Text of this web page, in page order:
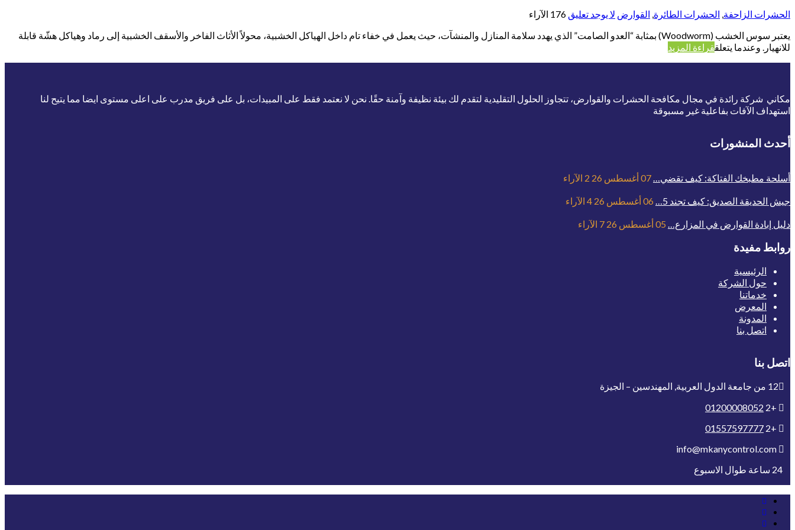
الحشرات الزاحفة الحشرات الطائرة القوارض لا يوجد تعليق 176 الآراء
يعتبر سوس الخشب (Woodworm) بمثابة “العدو الصامت” الذي يهدد سلامة المنازل والمنشآت، حيث يعمل في خفاء تام داخل الهياكل الخشبية، محولاً الأثاث الفاخر والأسقف الخشبية إلى رماد وهياكل هشّة قابلة
للانهيار. وعندما يتعلققراءة المزيد
مكاني شركة رائدة في مجال مكافحة الحشرات والقوارض، تتجاوز الحلول التقليدية لتقدم لك بيئة نظيفة وآمنة حقًا. نحن لا نعتمد فقط على المبيدات، بل على فريق مدرب على اعلى مستوى ايضا مما يتيح لنا
استهداف الآفات بفاعلية غير مسبوقة
أحدث المنشورات
أسلحة مطبخك الفتاكة: كيف تقضي…07 أغسطس 26 2 الآراء
جيش الحديقة الصديق: كيف تجند 5… 06 أغسطس 26 4 الآراء
دليل إبادة القوارض في المزارع… 05 أغسطس 26 7 الآراء
روابط مفيدة
الرئيسية
حول الشركة
خدماتنا
المعرض
المدونة
اتصل بنا
اتصل بنا
12 من جامعة الدول العربية, المهندسين – الجيزة
+2
01200008052
+2
01557597777